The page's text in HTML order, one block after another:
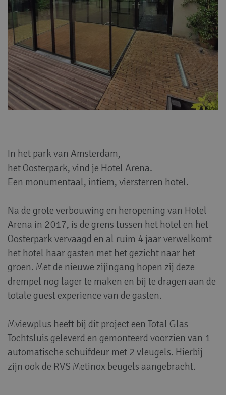
In het park van Amsterdam,
het Oosterpark, vind je Hotel Arena.
Een monumentaal, intiem, viersterren hotel.
Na de grote verbouwing en heropening van Hotel
Arena in 2017, is de grens tussen het hotel en het
Oosterpark vervaagd en al ruim 4 jaar verwelkomt
het hotel haar gasten met het gezicht naar het
groen. Met de nieuwe zijingang hopen zij deze
drempel nog lager te maken en bij te dragen aan de
totale guest experience van de gasten.
Mviewplus heeft bij dit project een Total Glas
Tochtsluis geleverd en gemonteerd voorzien van 1
automatische schuifdeur met 2 vleugels. Hierbij
zijn ook de RVS Metinox beugels aangebracht.